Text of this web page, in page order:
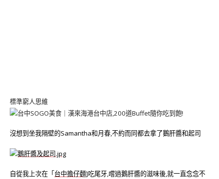
標準窮人思維
沒想到坐我隔壁的Samantha和月春,不約而同都去拿了鵝肝醬和起司
自從我上次在「台中擔仔麵]吃尾牙,嚐過鵝肝醬的滋味後,就一直念念不